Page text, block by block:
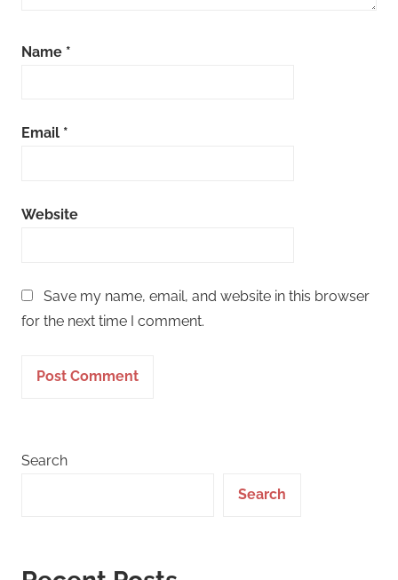
Name *
Email *
Website
Save my name, email, and website in this browser
for the next time I comment.
Search
Search